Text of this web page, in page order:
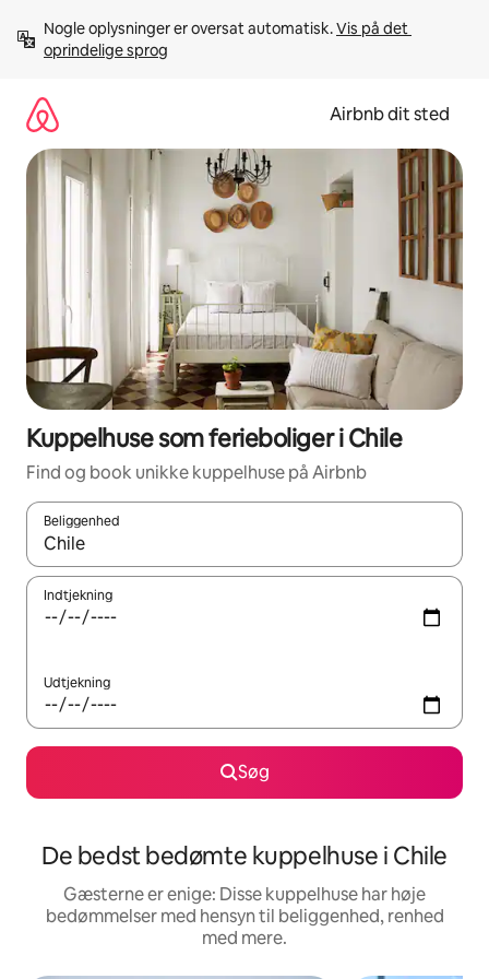
videre
Nogle oplysninger er oversat automatisk. Vis på det
oprindelige sprog
Airbnb dit sted
Kuppelhuse som ferieboliger i Chile
Find og book unikke kuppelhuse på Airbnb
Beliggenhed
Når resultaterne er tilgængelige, skal du navigere med
Indtjekning
Udtjekning
Søg
De bedst bedømte kuppelhuse i Chile
Gæsterne er enige: Disse kuppelhuse har høje
bedømmelser med hensyn til beliggenhed, renhed
med mere.